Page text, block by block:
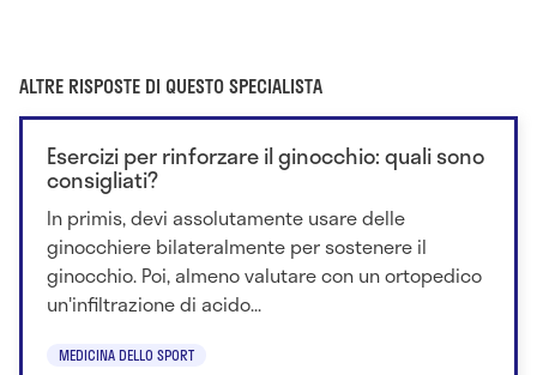
ALTRE RISPOSTE DI QUESTO SPECIALISTA
Esercizi per rinforzare il ginocchio: quali sono
consigliati?
In primis, devi assolutamente usare delle
ginocchiere bilateralmente per sostenere il
ginocchio. Poi, almeno valutare con un ortopedico
un'infiltrazione di acido...
MEDICINA DELLO SPORT